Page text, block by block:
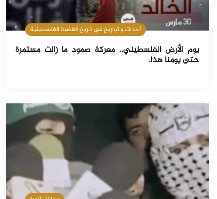
أحداث و تواريخ في تاريخ القضية الفلسطينية
يوم الأرض الفلسطيني.. معركة صمود ما زالت مستمرة
حتى يومنا هذا.